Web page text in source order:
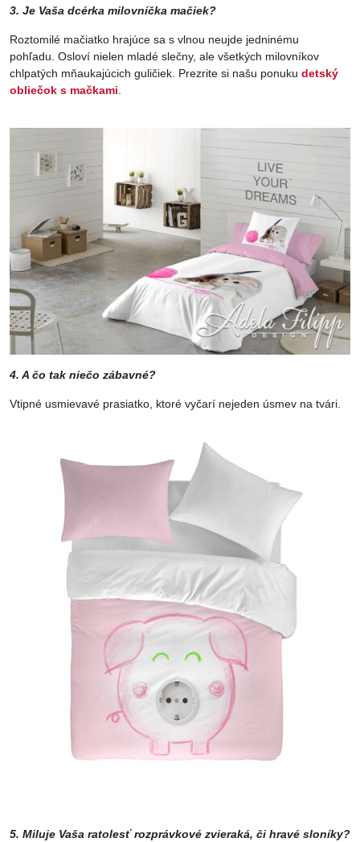
3. Je Vaša dcérka milovníčka mačiek?
Roztomilé mačiatko hrajúce sa s vlnou neujde jedninému
pohľadu. Osloví nielen mladé slečny, ale všetkých milovníkov
chlpatých mňaukajúcich guličiek. Prezrite si našu ponuku detský
obliečok s mačkami
4. A čo tak niečo zábavné?
Vtipné usmievavé prasiatko, ktoré vyčarí nejeden úsmev na tvári.
5. Miluje Vaša ratolesť rozprávkové zvieraká, či hravé sloníky?